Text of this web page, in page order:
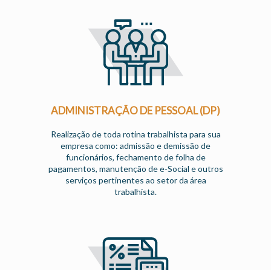
ADMINISTRAÇÃO DE PESSOAL (DP)
Realização de toda rotina trabalhista para sua
empresa como: admissão e demissão de
funcionários, fechamento de folha de
pagamentos, manutenção de e-Social e outros
serviços pertinentes ao setor da área
trabalhista.